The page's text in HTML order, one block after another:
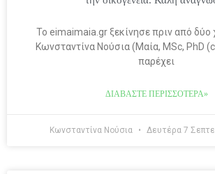
Το eimaimaia.gr ξεκίνησε πριν από δύο
Κωνσταντίνα Νούσια (Μαία, MSc, PhD
παρέχει
ΔΙΑΒΆΣΤΕ ΠΕΡΙΣΣΌΤΕΡΑ»
Κωνσταντίνα Νούσια Δευτέρα 7